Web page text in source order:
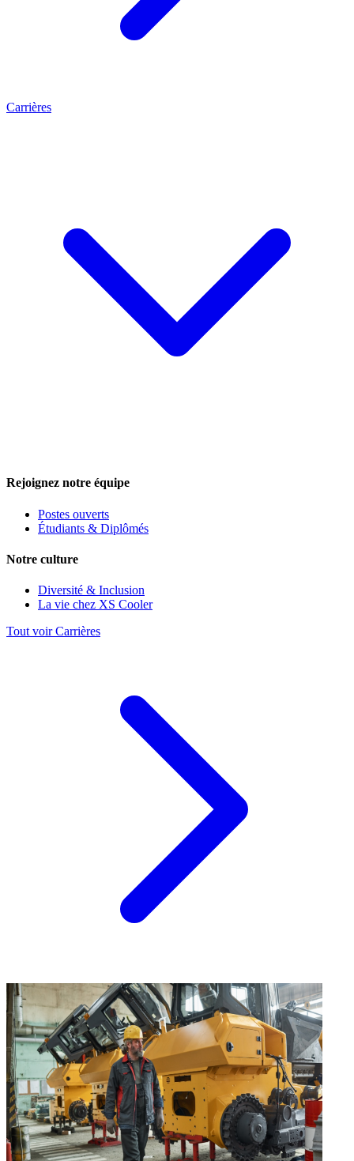
Carrières
Rejoignez notre équipe
Postes ouverts
Étudiants & Diplômés
Notre culture
Diversité & Inclusion
La vie chez XS Cooler
Tout voir Carrières